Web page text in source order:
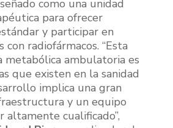
como una unidad
para ofrecer
y participar en
con radiofármacos. “Esta
metabólica ambulatoria es
que existen en la sanidad
implica una gran
y un equipo
cualificado”,